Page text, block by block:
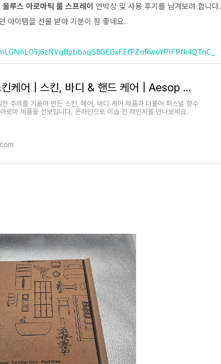
루스 아로마틱 룸 스프레이 언박싱 및 사용 후기를 남겨보려 합니다.
아이템을 선물 받아 기분이 참 좋네요.
이솝 스킨케어 | 스킨, 바디 & 핸드 케어 | Aesop 대한민국
한 주의를 기울여 만든 스킨, 헤어, 바디 케어 제품과 더불어 퍼스널 향수
로마 제품을 선보입니다. 온라인으로 이솝 전 레인지를 만나보세요.